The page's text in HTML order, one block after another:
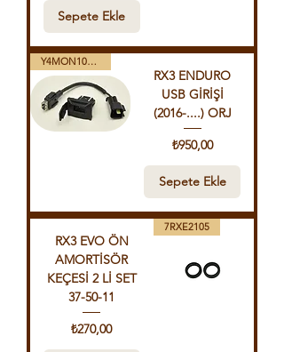
Sepete Ekle
Y4MON1012B0171
RX3 ENDURO
USB GİRİŞİ
(2016-....) ORJ
Fiyat
₺950,00
Sepete Ekle
7RXE2105
RX3 EVO ÖN
AMORTİSÖR
KEÇESİ 2 Lİ SET
37-50-11
Fiyat
₺270,00